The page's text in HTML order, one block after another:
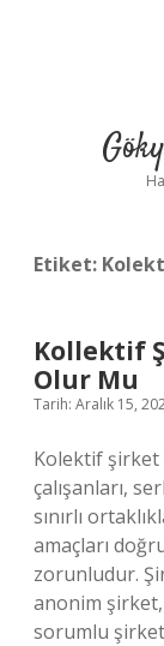
Etiket:
Kollektif
Olur Mu
Tarih: Aralık 15,
Kolektif şirket
çalışanları,
sınırlı
amaçları
zorunludur.
anonim şirket,
sorumlu